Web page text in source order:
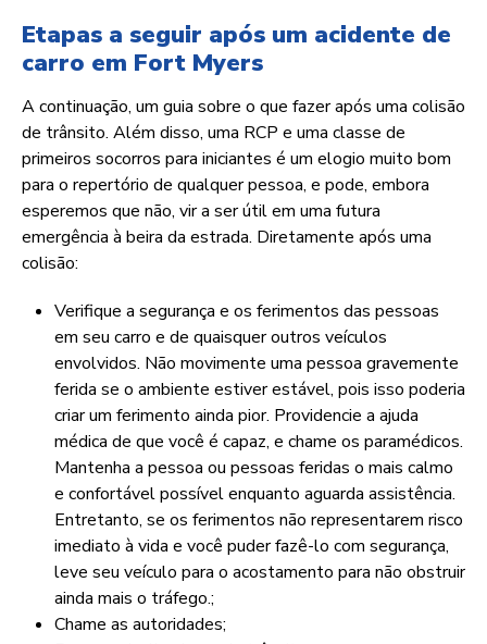
Etapas a seguir após um acidente de
carro em Fort Myers
A continuação, um guia sobre o que fazer após uma colisão
de trânsito. Além disso, uma RCP e uma classe de
primeiros socorros para iniciantes é um elogio muito bom
para o repertório de qualquer pessoa, e pode, embora
esperemos que não, vir a ser útil em uma futura
emergência à beira da estrada. Diretamente após uma
colisão:
Verifique a segurança e os ferimentos das pessoas
em seu carro e de quaisquer outros veículos
envolvidos. Não movimente uma pessoa gravemente
ferida se o ambiente estiver estável, pois isso poderia
criar um ferimento ainda pior. Providencie a ajuda
médica de que você é capaz, e chame os paramédicos.
Mantenha a pessoa ou pessoas feridas o mais calmo
e confortável possível enquanto aguarda assistência.
Entretanto, se os ferimentos não representarem risco
imediato à vida e você puder fazê-lo com segurança,
leve seu veículo para o acostamento para não obstruir
ainda mais o tráfego.;
Chame as autoridades;